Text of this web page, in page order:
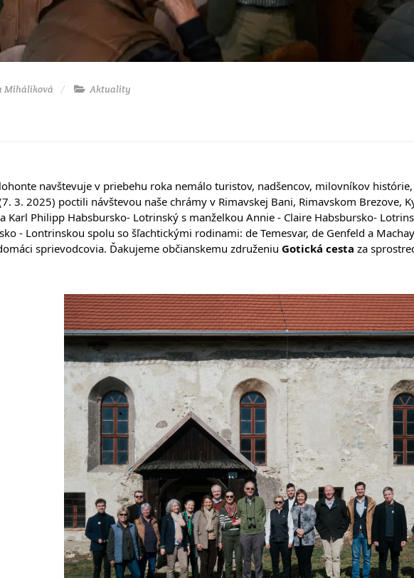
Miháliková Aktuality
navštevuje v priebehu roka nemálo turistov, nadšencov, milovníkov
3. 2025) poctili návštevou naše chrámy v Rimavskej Bani, Rimavskom Brezove,
Karl Philipp Habsbursko- Lotrinský s manželkou Annie - Claire Habsbursko-
- Lontrinskou spolu so šľachtickými rodinami: de Temesvar, de Genfeld a
sprievodcovia. Ďakujeme občianskemu združeniu Gotická cesta za